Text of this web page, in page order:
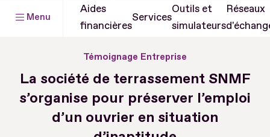
Menu
Aides
financières
Services
Outils et
simulateurs
Réseaux
Témoignage Entreprise
La société de terrassement SNMF
s’organise pour préserver l’emploi
d’un ouvrier en situation